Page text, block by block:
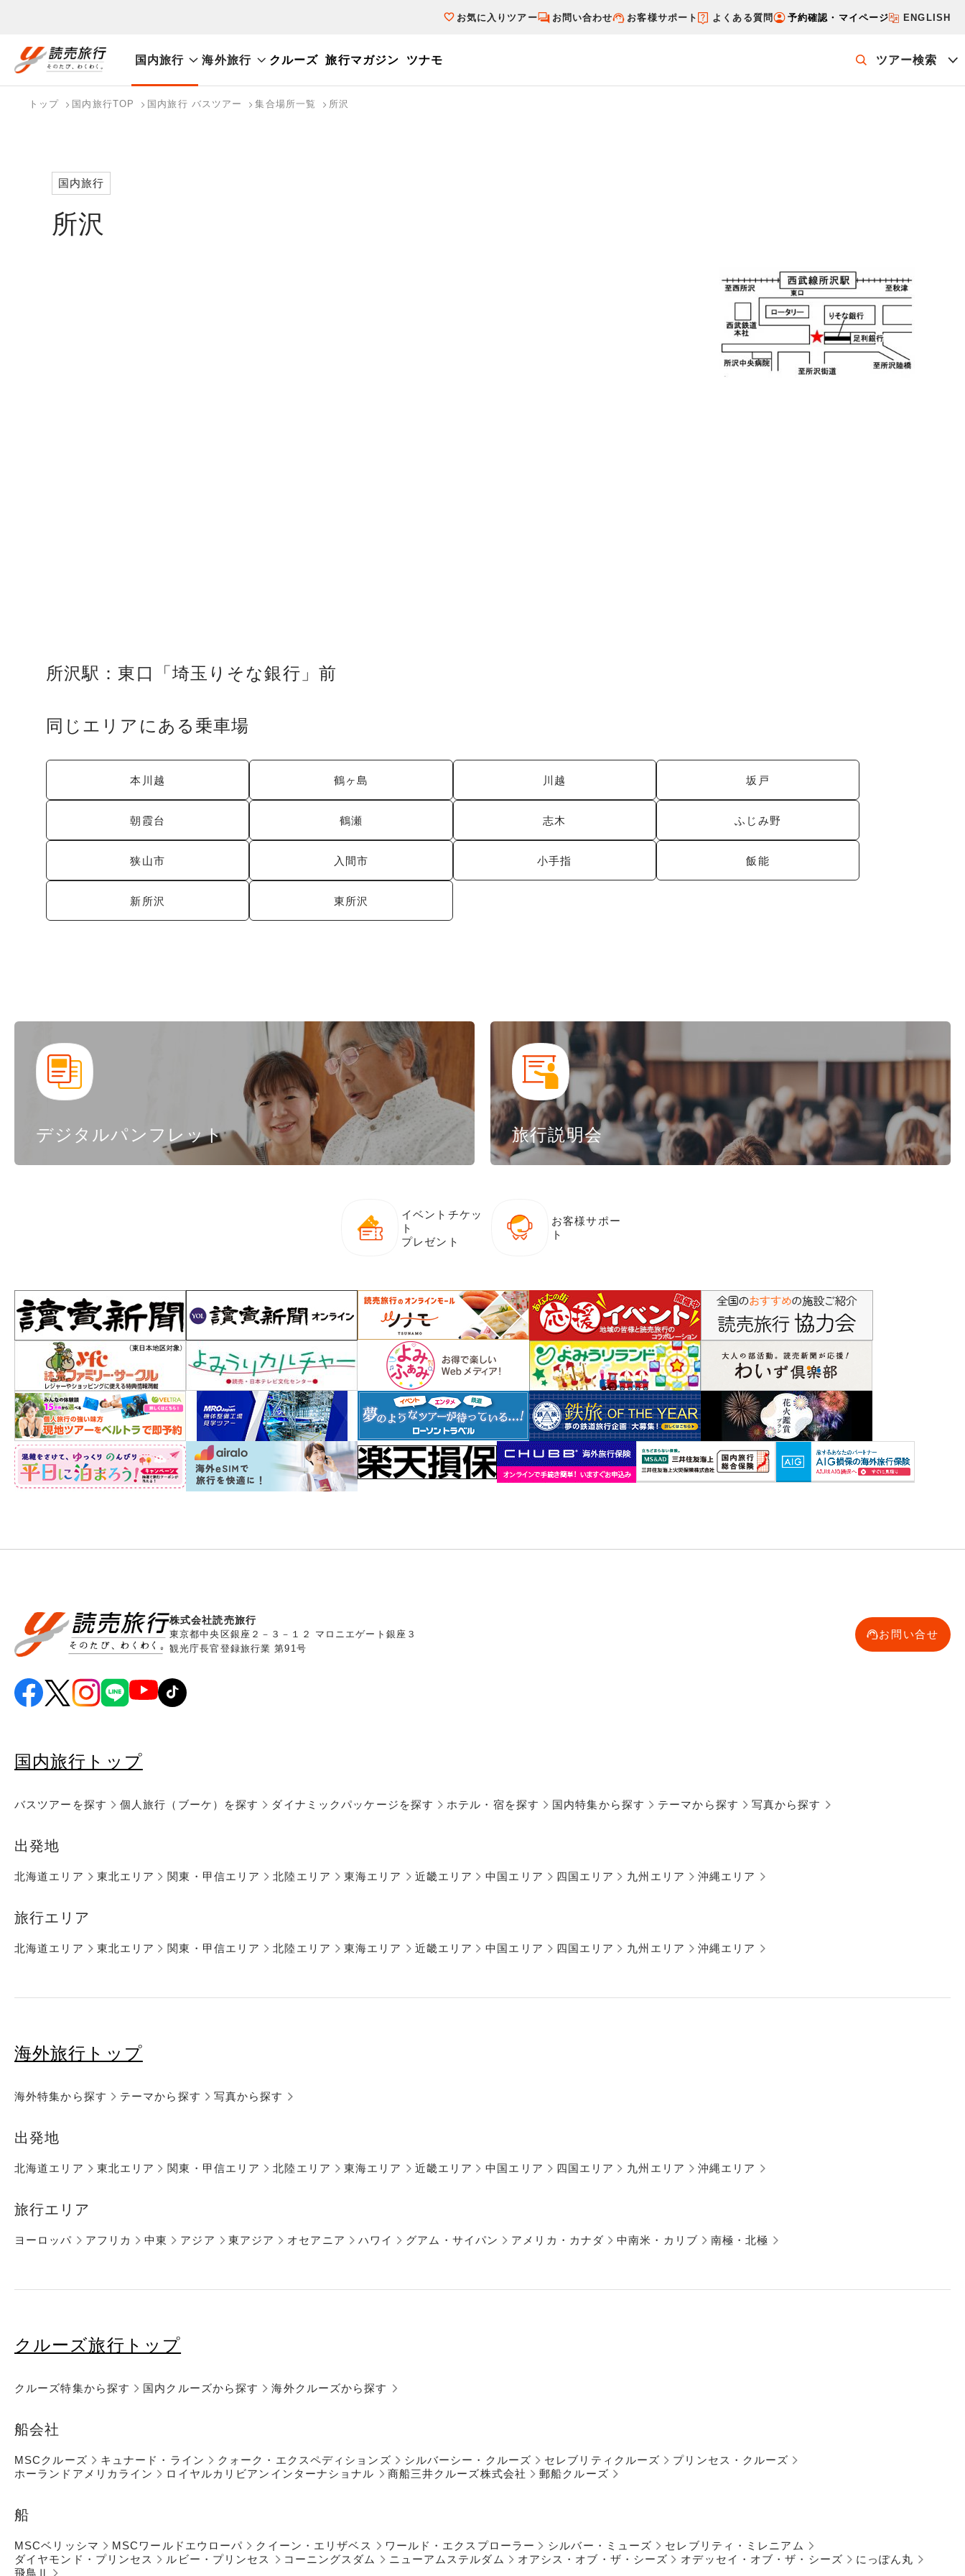
お気に入りツアー お問い合わせ お客様サポート よくある質問 予約確認・マイページ ENGLISH
国内旅行 海外旅行 クルーズ 旅行マガジン ツナモ ツアー検索
国内旅行トップ
海外旅行トップ
トップ 国内旅行TOP 国内旅行 バスツアー 集合場所一覧 所沢
所沢
国内旅行
所沢駅：東口「埼玉りそな銀行」前
同じエリアにある乗車場
本川越 鶴ヶ島 川越 坂戸
朝霞台 鶴瀬 志木 ふじみ野
狭山市 入間市 小手指 飯能
新所沢 東所沢
デジタルパンフレット 旅行説明会
イベントチケッ
ト
プレゼント
お客様サポー
ト
株式会社読売旅行
東京都中央区銀座２－３－１２ マロニエゲート銀座３
観光庁長官登録旅行業 第91号
お問い合せ
国内旅行トップ
バスツアーを探す 個人旅行（ブーケ）を探す ダイナミックパッケージを探す ホテル・宿を探す 国内特集から探す テーマから探す 写真から探す
出発地
北海道エリア 東北エリア 関東・甲信エリア 北陸エリア 東海エリア 近畿エリア 中国エリア 四国エリア 九州エリア 沖縄エリア
旅行エリア
北海道エリア 東北エリア 関東・甲信エリア 北陸エリア 東海エリア 近畿エリア 中国エリア 四国エリア 九州エリア 沖縄エリア
海外旅行トップ
海外特集から探す テーマから探す 写真から探す
出発地
北海道エリア 東北エリア 関東・甲信エリア 北陸エリア 東海エリア 近畿エリア 中国エリア 四国エリア 九州エリア 沖縄エリア
旅行エリア
ヨーロッパ アフリカ 中東 アジア 東アジア オセアニア ハワイ グアム・サイパン アメリカ・カナダ 中南米・カリブ 南極・北極
クルーズ旅行トップ
クルーズ特集から探す 国内クルーズから探す 海外クルーズから探す
船会社
MSCクルーズ キュナード・ライン クォーク・エクスペディションズ シルバーシー・クルーズ セレブリティクルーズ
プリンセス・クルーズ
ホーランドアメリカライン
ロイヤルカリビアンインターナショナル 商船三井クルーズ株式会社 郵船クルーズ
船
MSCベリッシマ MSCワールドエウローパ クイーン・エリザベス ワールド・エクスプローラー シルバー・ミューズ
セレブリティ・ミレニアム
ダイヤモンド・プリンセス
ルビー・プリンセス コーニングスダム ニューアムステルダム オアシス・オブ・ザ・シーズ オデッセイ・オブ・ザ・シーズ
にっぽん丸
飛鳥Ⅱ